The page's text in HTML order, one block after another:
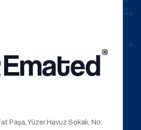
Paşa, Yüzer Havuz Sokak, No: